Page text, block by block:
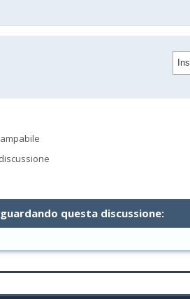
questa discussione: